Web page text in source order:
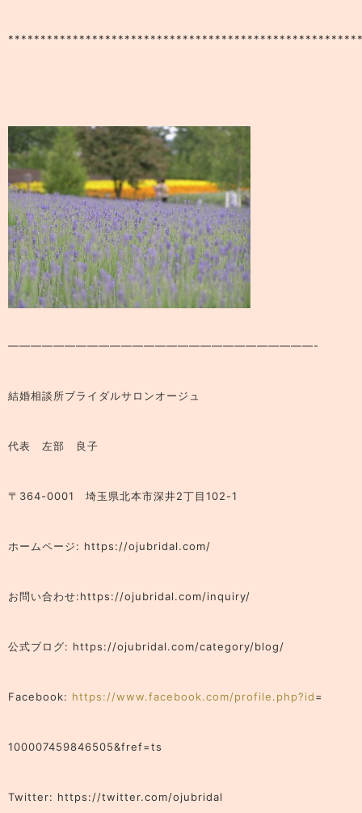
———————————————————————————-
結婚相談所ブライダルサロンオージュ
代表 左部 良子
〒364-0001 埼玉県北本市深井2丁目102-1
ホームページ: https://ojubridal.com/
お問い合わせ:https://ojubridal.com/inquiry/
公式ブログ: https://ojubridal.com/category/blog/
Facebook: https://www.facebook.com/profile.php?id=
100007459846505&fref=ts
Twitter: https://twitter.com/ojubridal